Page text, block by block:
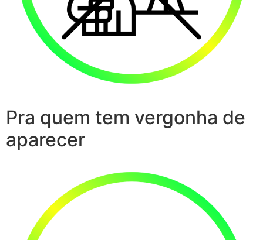
Pra quem tem vergonha de
aparecer